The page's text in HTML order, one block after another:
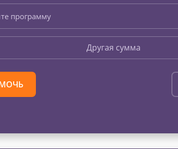
программу
Другая сумма